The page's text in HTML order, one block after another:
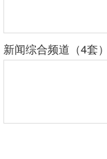
新闻综合频道（4套）